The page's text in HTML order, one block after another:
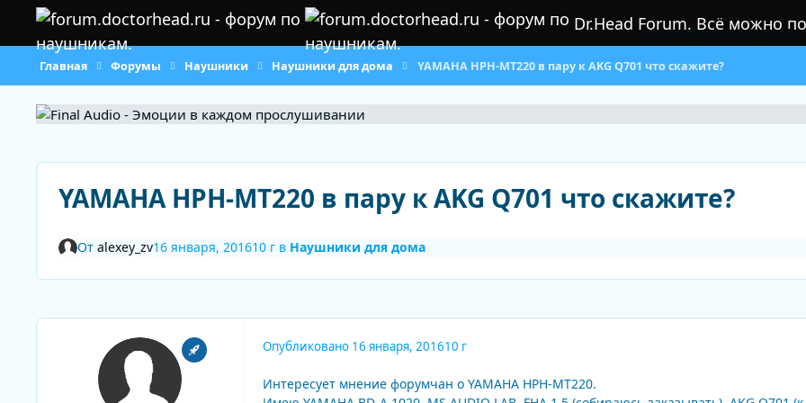
Перейти к содержанию
Dr.Head Forum. Всё можно
МедиаФорумыОбзоры
Главная Форумы Наушники Наушники для дома YAMAHA HPH-MT220 в пару к AKG Q701 что скажите?
YAMAHA HPH-MT220 в пару к AKG Q701 что скажите?
От alexey_zv16 января, 201610 гв Наушники для дома
Опубликовано 16 января, 201610 г
Интересует мнение форумчан о YAMAHA HPH-MT220.